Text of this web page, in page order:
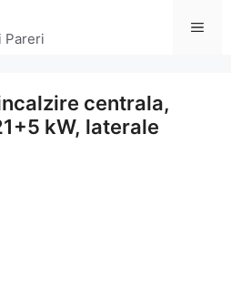
Pareri
centrala,
kW, laterale